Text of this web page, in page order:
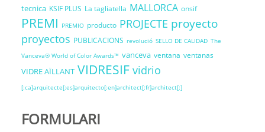
tecnica KSIF PLUS La tagliatella MALLORCA onsif
PREMI PREMIO producto PROJECTE proyecto
proyectos PUBLICACIONS revolució SELLO DE CALIDAD The
Vanceva® World of Color Awards™ vanceva ventana ventanas
VIDRE AÏLLANT VIDRESIF vidrio
[:ca]arquitecte[:es]arquitecto[:en]architect[:fr]architect[:]
FORMULARI